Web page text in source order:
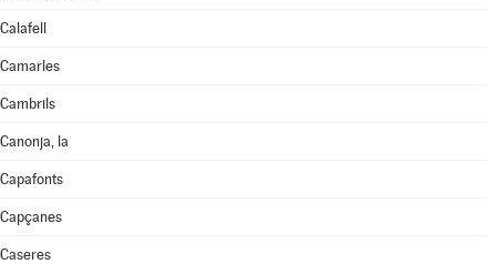
Calafell
Camarles
Cambrils
Canonja, la
Capafonts
Capçanes
Caseres